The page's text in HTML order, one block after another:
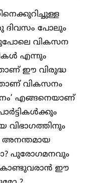
ദിവസം പോലും
വികസന
എന്നും
ഈ വിരുദ്ധ
വികസനം
എങ്ങനെയാണ്
അനന്തമായ
പുരോഗമനവും
ഈ